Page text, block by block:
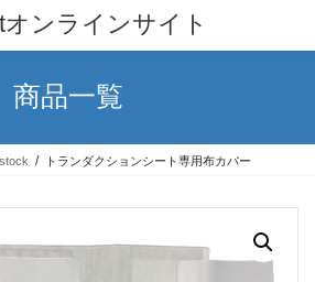
オンラインサイト
商品一覧
トランダクションシート専用布カバー